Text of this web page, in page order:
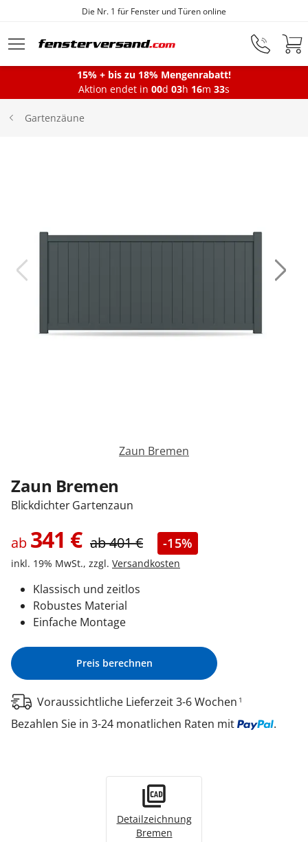
Zum Hauptinhalt springen
Die Nr. 1 für Fenster und Türen online
Montageservice
Terrassentüren
Sonnenschutz
Kontakt / Hilfe
15% + bis zu 18% Mengenrabatt!
Aktion endet in 00d 03h 16m 33s
Gartenzäune
Zaun Bremen
Zaun Bremen
Blickdichter Gartenzaun
ab 341 € ab401€ -15%
inkl. 19% MwSt., zzgl. Versandkosten
Klassisch und zeitlos
Robustes Material
Einfache Montage
Preis berechnen
Voraussichtliche Lieferzeit 3-6 Wochen 1
Bezahlen Sie in 3-24 monatlichen Raten mit .
Detailzeichnung
Bremen